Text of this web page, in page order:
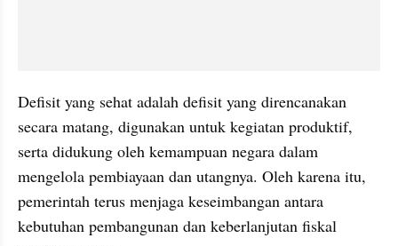
Defisit yang sehat adalah defisit yang direncanakan
secara matang, digunakan untuk kegiatan produktif,
serta didukung oleh kemampuan negara dalam
mengelola pembiayaan dan utangnya. Oleh karena itu,
pemerintah terus menjaga keseimbangan antara
kebutuhan pembangunan dan keberlanjutan fiskal